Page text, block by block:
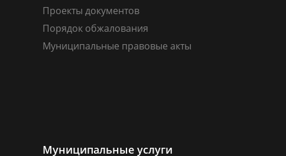
Проекты документов
Порядок обжалования
Муниципальные правовые акты
Муниципальные услуги